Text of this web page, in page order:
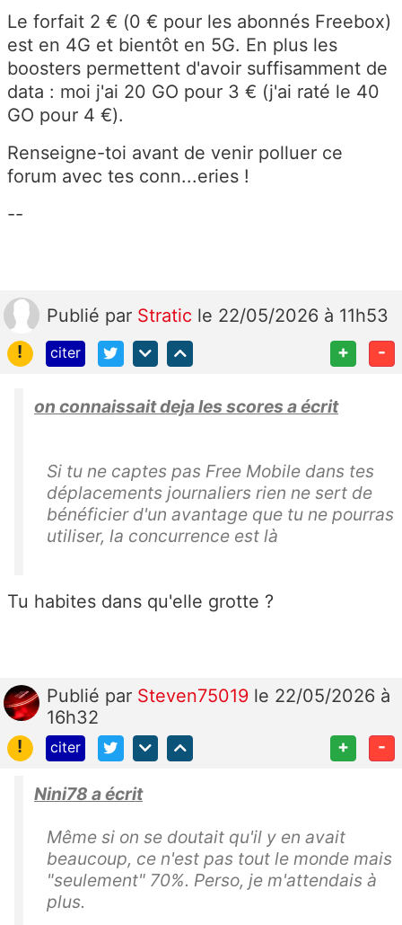
Le forfait 2 € (0 € pour les abonnés Freebox)
est en 4G et bientôt en 5G. En plus les
boosters permettent d'avoir suffisamment de
data : moi j'ai 20 GO pour 3 € (j'ai raté le 40
GO pour 4 €).
Renseigne-toi avant de venir polluer ce
forum avec tes conn...eries !
--
Publié par Stratic le 22/05/2026 à 11h53
!
citer + -
on connaissait deja les scores a écrit
Si tu ne captes pas Free Mobile dans tes
déplacements journaliers rien ne sert de
bénéficier d'un avantage que tu ne pourras
utiliser, la concurrence est là
Tu habites dans qu'elle grotte ?
Publié par Steven75019 le 22/05/2026 à
16h32
!
citer + -
Nini78 a écrit
Même si on se doutait qu'il y en avait
beaucoup, ce n'est pas tout le monde mais
"seulement" 70%. Perso, je m'attendais à
plus.